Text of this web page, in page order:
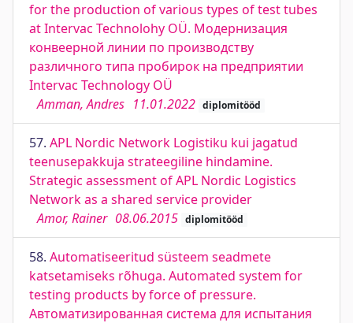
for the production of various types of test tubes
at Intervac Technolohy OÜ. Модернизация
конвеерной линии по производству
различного типа пробирок на предприятии
Intervac Technology OÜ
Amman, Andres 11.01.2022 diplomitööd
57. APL Nordic Network Logistiku kui jagatud
teenusepakkuja strateegiline hindamine.
Strategic assessment of APL Nordic Logistics
Network as a shared service provider
Amor, Rainer 08.06.2015 diplomitööd
58. Automatiseeritud süsteem seadmete
katsetamiseks rõhuga. Automated system for
testing products by force of pressure.
Автоматизированная система для испытания